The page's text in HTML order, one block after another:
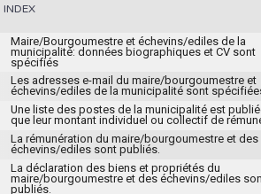
INDEX
Maire/Bourgoumestre et échevins/ediles de la
municipalité: données biographiques et CV sont
spécifiés
Les adresses e-mail du maire/bourgoumestre et
échevins/ediles de la municipalité sont
Une liste des postes de la municipalité est
que leur montant individuel ou collectif de
La rémunération du maire/bourgoumestre et des
échevins/ediles sont publiés.
La déclaration des biens et propriétés du
maire/bourgoumestre et des échevins/ediles
publiés.